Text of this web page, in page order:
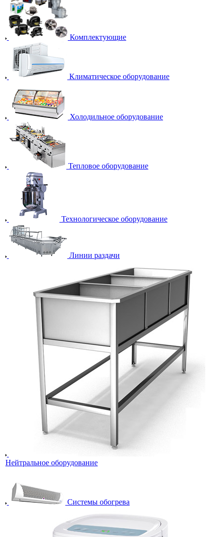
Комплектующие
Климатическое оборудование
Холодильное оборудование
Тепловое оборудование
Технологическое оборудование
Линии раздачи
Нейтральное оборудование
Системы обогрева